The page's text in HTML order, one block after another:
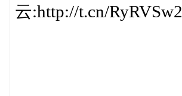
云:http://t.cn/RyRVSw2